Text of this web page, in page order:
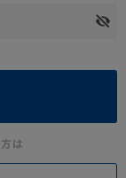
は